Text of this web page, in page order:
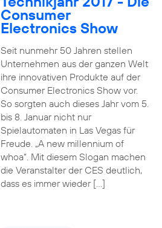
Consumer
Electronics Show
Seit nunmehr 50 Jahren stellen
Unternehmen aus der ganzen Welt
ihre innovativen Produkte auf der
Consumer Electronics Show vor.
So sorgten auch dieses Jahr vom 5.
bis 8. Januar nicht nur
Spielautomaten in Las Vegas für
Freude. „A new millennium of
whoa“. Mit diesem Slogan machen
die Veranstalter der CES deutlich,
dass es immer wieder […]